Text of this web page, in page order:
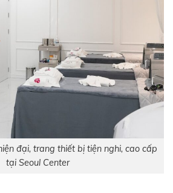
đại, trang thiết bị tiện nghi, cao cấp
tại Seoul Center